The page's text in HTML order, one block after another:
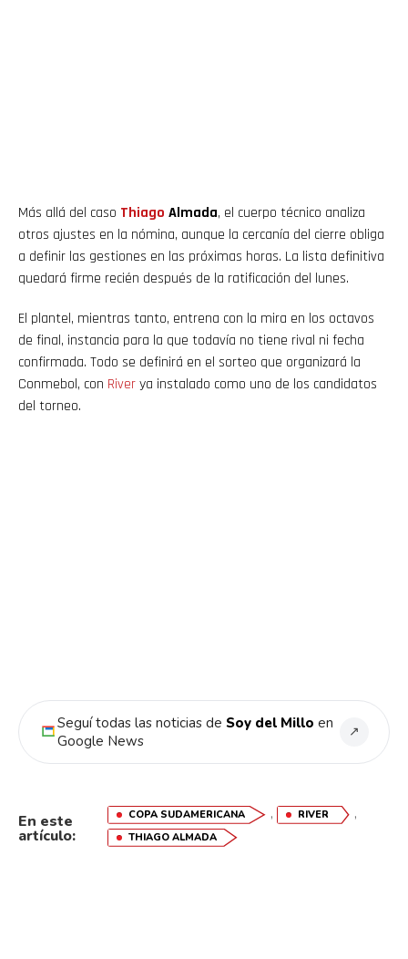
Más allá del caso Thiago Almada, el cuerpo técnico analiza
otros ajustes en la nómina, aunque la cercanía del cierre obliga
a definir las gestiones en las próximas horas. La lista definitiva
quedará firme recién después de la ratificación del lunes.
El plantel, mientras tanto, entrena con la mira en los octavos
de final, instancia para la que todavía no tiene rival ni fecha
confirmada. Todo se definirá en el sorteo que organizará la
Conmebol, con Riverya instalado como uno de los candidatos
del torneo.
Seguí todas las noticias de Soy del Millo en
Google News
↗
En este
artículo:
COPA SUDAMERICANA , RIVER ,
THIAGO ALMADA